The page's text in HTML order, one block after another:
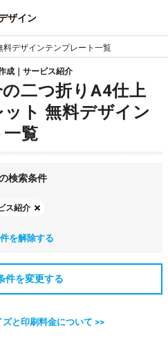
ザイン
料デザインテンプレート一覧
成｜サービス紹介
二つ折りA4仕上
ト 無料デザイン
覧
検索条件
ス紹介
を解除する
件を変更する
と印刷料金について >>